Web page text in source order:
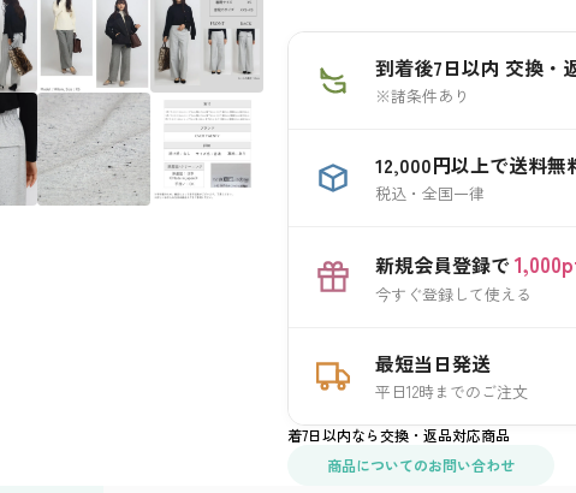
到着後7日以内 交換・
※諸条件あり
12,000円以上で送料無
税込・全国一律
新規会員登録で
今すぐ登録して使える
最短当日発送
平日12時までのご注文
着7日以内なら交換・返品対応商品
商品についてのお問い合わせ